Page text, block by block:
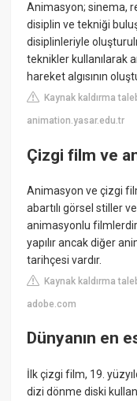
Animasyon; sinema,
disiplin ve tekniği
disiplinleriyle
teknikler kullanılarak
hareket algısının
Kaynak kaldırma
animation.yasar.edu.tr
Çizgi film ve
Animasyon ve çizgi
abartılı görsel stiller
animasyonlu
yapılır ancak diğer
tarihçesi vardır.
Kaynak kaldırma
adobe.com
Dünyanın en
İlk çizgi film, 19.
dizi dönme diski